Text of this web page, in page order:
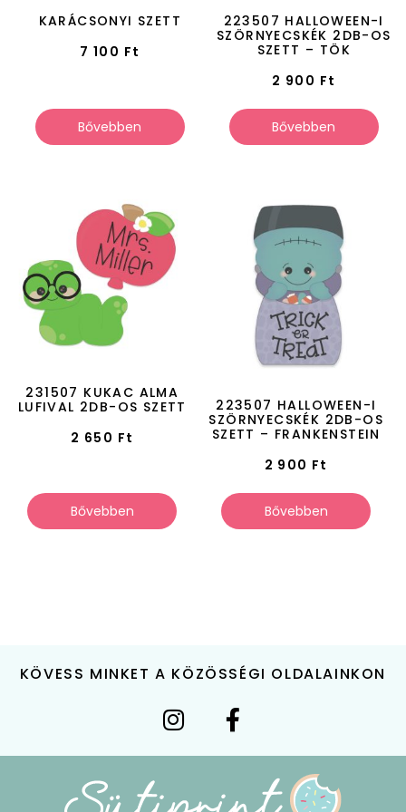
KARÁCSONYI SZETT
7 100 Ft
Bővebben
223507 HALLOWEEN-I
SZÖRNYECSKÉK 2DB-OS
SZETT – TÖK
2 900 Ft
Bővebben
231507 KUKAC ALMA
LUFIVAL 2DB-OS SZETT
2 650 Ft
Bővebben
223507 HALLOWEEN-I
SZÖRNYECSKÉK 2DB-OS
SZETT – FRANKENSTEIN
2 900 Ft
Bővebben
KÖVESS MINKET A KÖZÖSSÉGI OLDALAINKON